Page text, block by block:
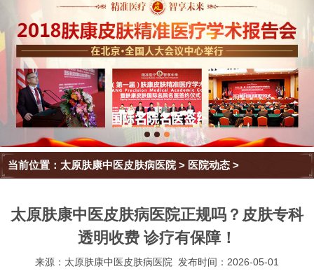
当前位置： 太原肤康中医皮肤病医院> 医院动态 >
太原肤康中医皮肤病医院正规吗？皮肤专科
透明收费 诊疗有保障！
来源：太原肤康中医皮肤病医院 发布时间：2026-05-01